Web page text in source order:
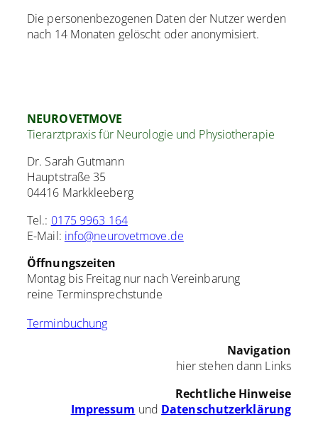
Die personenbezogenen Daten der Nutzer werden
nach 14 Monaten gelöscht oder anonymisiert.
NEUROVETMOVE
Tierarztpraxis für Neurologie und Physiotherapie
Dr. Sarah Gutmann
Hauptstraße 35
04416 Markkleeberg
Tel.: 0175 9963 164
E-Mail: info@neurovetmove.de
Öffnungszeiten
Montag bis Freitag nur nach Vereinbarung
reine Terminsprechstunde
Terminbuchung
Navigation
hier stehen dann Links
Rechtliche Hinweise
Impressum und Datenschutzerklärung